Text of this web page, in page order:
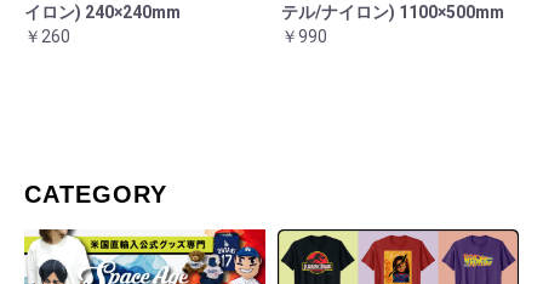
イロン) 240×240mm
￥260
テル/ナイロン) 1100×500mm
￥990
CATEGORY